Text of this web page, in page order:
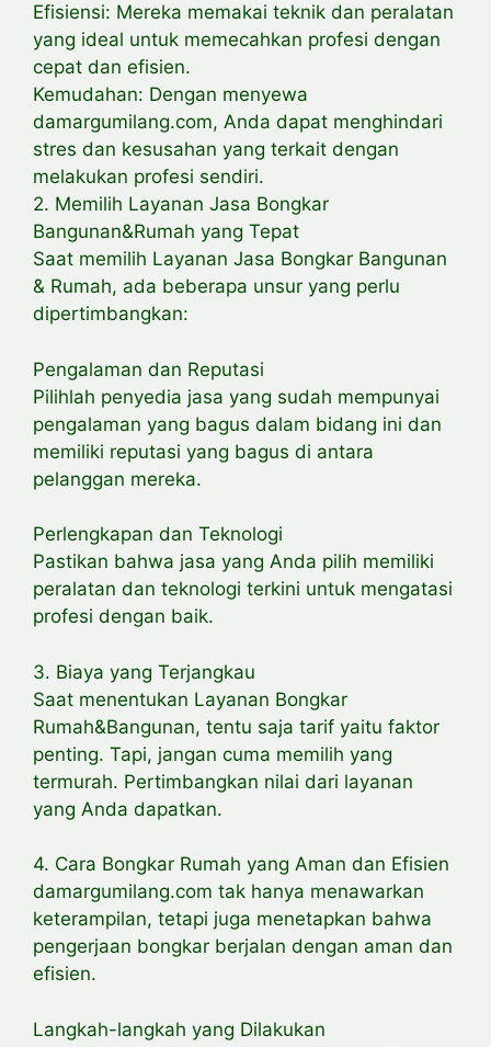
Efisiensi: Mereka memakai teknik dan peralatan
yang ideal untuk memecahkan profesi dengan
cepat dan efisien.
Kemudahan: Dengan menyewa
damargumilang.com, Anda dapat menghindari
stres dan kesusahan yang terkait dengan
melakukan profesi sendiri.
2. Memilih Layanan Jasa Bongkar
Bangunan&Rumah yang Tepat
Saat memilih Layanan Jasa Bongkar Bangunan
& Rumah, ada beberapa unsur yang perlu
dipertimbangkan:
Pengalaman dan Reputasi
Pilihlah penyedia jasa yang sudah mempunyai
pengalaman yang bagus dalam bidang ini dan
memiliki reputasi yang bagus di antara
pelanggan mereka.
Perlengkapan dan Teknologi
Pastikan bahwa jasa yang Anda pilih memiliki
peralatan dan teknologi terkini untuk mengatasi
profesi dengan baik.
3. Biaya yang Terjangkau
Saat menentukan Layanan Bongkar
Rumah&Bangunan, tentu saja tarif yaitu faktor
penting. Tapi, jangan cuma memilih yang
termurah. Pertimbangkan nilai dari layanan
yang Anda dapatkan.
4. Cara Bongkar Rumah yang Aman dan Efisien
damargumilang.com tak hanya menawarkan
keterampilan, tetapi juga menetapkan bahwa
pengerjaan bongkar berjalan dengan aman dan
efisien.
Langkah-langkah yang Dilakukan